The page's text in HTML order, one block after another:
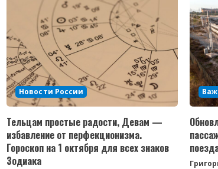
Новости России
Тельцам простые радости, Девам —
избавление от перфекционизма.
Гороскоп на 1 октября для всех знаков
Зодиака